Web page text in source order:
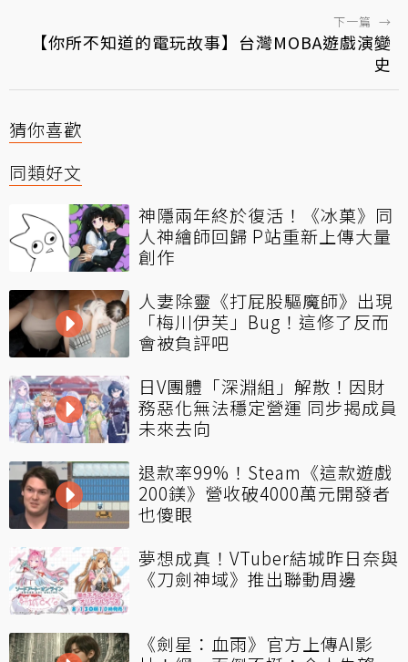
下一篇 →
【你所不知道的電玩故事】台灣MOBA遊戲演變
史
猜你喜歡
同類好文
神隱兩年終於復活！《冰菓》同
人神繪師回歸 P站重新上傳大量
創作
人妻除靈《打屁股驅魔師》出現
「梅川伊芙」Bug！這修了反而
會被負評吧
日V團體「深淵組」解散！因財
務惡化無法穩定營運 同步揭成員
未來去向
退款率99%！Steam《這款遊戲
200鎂》營收破4000萬元開發者
也傻眼
夢想成真！VTuber結城昨日奈與
《刀劍神域》推出聯動周邊
《劍星：血雨》官方上傳AI影